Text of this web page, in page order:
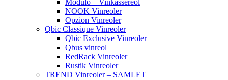
Modulo – Vinkassereol
NOOK Vinreoler
Opzion Vinreoler
Qbic Classique Vinreoler
Qbic Exclusive Vinreoler
Qbus vinreol
RedRack Vinreoler
Rustik Vinreoler
TREND Vinreoler – SAMLET